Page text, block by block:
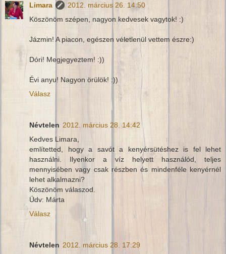
Limara
2012. március 26. 14:50
Köszönöm szépen, nagyon kedvesek vagytok! :)
Jázmin! A piacon, egészen véletlenül vettem észre:)
Dóri! Megjegyeztem! :))
Évi anyu! Nagyon örülök! :))
Válasz
Névtelen 2012. március 28. 14:42
Kedves Limara,
említetted, hogy a savót a kenyérsütéshez is fel lehet
használni. Ilyenkor a víz helyett használód, teljes
mennyisében vagy csak részben és mindenféle kenyérnél
lehet alkalmazni?
Köszönöm válaszod.
Üdv: Márta
Válasz
Névtelen 2012. március 28. 17:29